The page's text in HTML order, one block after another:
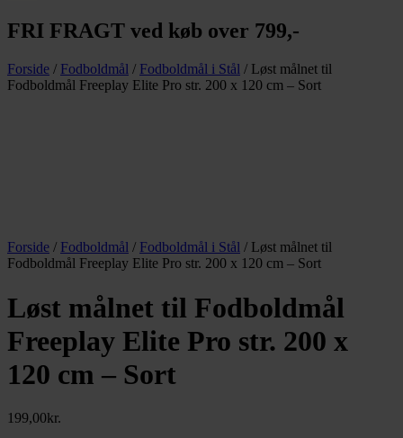
FRI FRAGT ved køb over 799,-
Forside / Fodboldmål / Fodboldmål i Stål / Løst målnet til
Fodboldmål Freeplay Elite Pro str. 200 x 120 cm – Sort
Forside / Fodboldmål / Fodboldmål i Stål / Løst målnet til
Fodboldmål Freeplay Elite Pro str. 200 x 120 cm – Sort
Løst målnet til Fodboldmål
Freeplay Elite Pro str. 200 x
120 cm – Sort
199,00kr.